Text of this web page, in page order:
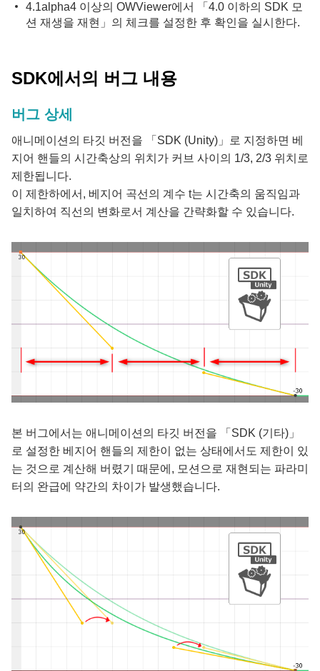
4.1alpha4 이상의 OWViewer에서 「4.0 이하의 SDK 모
션 재생을 재현」의 체크를 설정한 후 확인을 실시한다.
SDK에서의 버그 내용
버그 상세
애니메이션의 타깃 버전을 「SDK (Unity)」로 지정하면 베
지어 핸들의 시간축상의 위치가 커브 사이의 1/3, 2/3 위치로
제한됩니다.
이 제한하에서, 베지어 곡선의 계수 t는 시간축의 움직임과
일치하여 직선의 변화로서 계산을 간략화할 수 있습니다.
본 버그에서는 애니메이션의 타깃 버전을 「SDK (기타)」
로 설정한 베지어 핸들의 제한이 없는 상태에서도 제한이 있
는 것으로 계산해 버렸기 때문에, 모션으로 재현되는 파라미
터의 완급에 약간의 차이가 발생했습니다.